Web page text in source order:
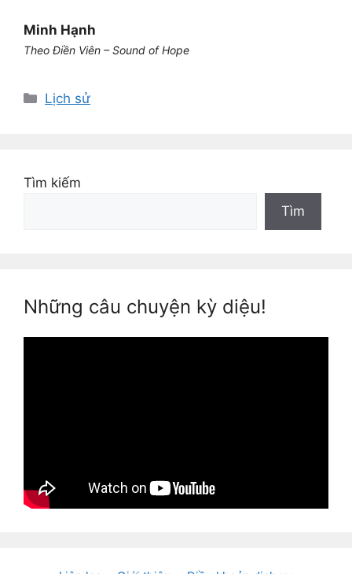
Minh Hạnh
Theo Điền Viên – Sound of Hope
Danh
Lịch sử
Tìm kiếm
Tìm
Những câu chuyện kỳ diệu!